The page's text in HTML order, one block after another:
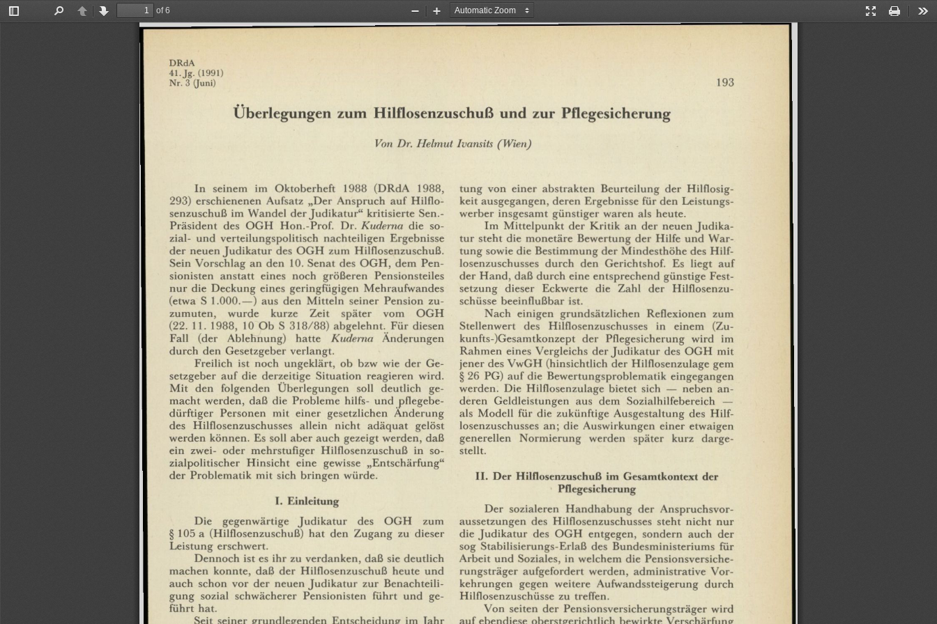
Toggle
PreviousNext
of 6
Presentation
Print
Zoom
Out
Zoom
In
DRdA
41.Jg. (1991)
Nr. 3(Juni) 193
Überlegungen zum Hilflosenzuschuß und zur Pflegesicherung
Von Dr. Helmut Ivansits (Wien)
In seinem im Oktoberheft 1988 (DRdA
1988,
293) erschienenen Aufsatz „Der Anspruch auf Hilflo¬
senzuschuß im Wandel der Judikatur" kritisierte Sen.-
Präsident des OGH Hon.-Prof. Dr. Kuderna die so¬
zial- und verteilungspolitisch nachteiligen Ergebnisse
der neuen Judikatur des OGH zum Hilflosenzuschuß.
Sein Vorschlag an den 10. Senat des OGH, dem Pen¬
sionisten anstatt eines noch größeren Pensionsteiles
nur die Deckung eines geringfügigen Mehraufwandes
(etwa S 1.000.—) aus den Mitteln seiner Pension zu¬
zumuten,
wurde kurze Zeit später vom
OGH
(22. 11. 1988, 10 Ob S 318/88) abgelehnt. Für diesen
Fall
(der Ablehnung) hatte Kuderna
Änderungen
durch den Gesetzgeber verlangt.
Freilich ist noch ungeklärt, ob bzw wie der Ge¬
setzgeber auf die derzeitige Situation reagieren wird.
Mit
den folgenden Überlegungen soll deutlich
ge¬
macht werden, daß die Probleme hilfs- und pflegebe¬
dürftiger Personen mit einer gesetzlichen Änderung
des
Hilflosenzuschusses allein nicht adäquat
gelöst
werden können. Es soll aber auch gezeigt werden, daß
ein zwei- oder mehrstufiger Hilflosenzuschuß in so¬
zialpolitischer Hinsicht eine gewisse
„Entschärfung"
der Problematik mit sich bringen würde.
I. Einleitung
Die
gegenwärtige Judikatur des OGH
zum
§ 105 a (Hilflosenzuschuß) hat den Zugang zu dieser
Leistung erschwert.
Dennoch ist es ihr zu verdanken, daß sie deutlich
machen konnte, daß der Hilflosenzuschuß heute und
auch schon vor der neuen Judikatur zur Benachteili¬
gung sozial schwächerer Pensionisten führt und ge¬
führt hat.
Seit seiner grundlegenden Entscheidung im Jahr
tung von einer abstrakten Beurteilung der Hilflosig¬
keit ausgegangen, deren Ergebnisse für den Leistungs¬
werber insgesamt günstiger waren als heute.
Im Mittelpunkt der Kritik an der neuen Judika¬
tur steht die monetäre Bewertung der Hilfe und War¬
tung sowie die Bestimmung der Mindesthöhe des Hilf¬
losenzuschusses durch den Gerichtshof. Es liegt auf
der Hand, daß durch eine entsprechend günstige Fest¬
setzung dieser Eckwerte die Zahl der
Hilflosenzu-
schüsse beeinflußbar ist.
Nach einigen grundsätzlichen Reflexionen zum
Stellenwert
des Hilflosenzuschusses in einem
(Zu-
kunfts-)Gesamtkonzept der Pflegesicherung wird
im
Rahmen eines Vergleichs der Judikatur des OGH mit
jener des VwGH (hinsichtlich der Hilflosenzulage gern
§ 26 PG) auf die Bewertungsproblematik eingegangen
werden.
Die Hilflosenzulage bietet sich — neben an¬
deren Geldleistungen aus dem Sozialhilfebereich —
als Modell für die zukünftige Ausgestaltung des Hilf¬
losenzuschusses an; die Auswirkungen einer etwaigen
generellen
Normierung werden später kurz
darge¬
stellt.
II.
Der Hilflosenzuschuß im Gesamtkontext der
Pflegesicherung
Der sozialeren Handhabung der Anspruchsvor¬
aussetzungen des Hilflosenzuschusses steht nicht nur
die Judikatur des OGH entgegen, sondern auch der
sog Stabilisierungs-Erlaß des Bundesministeriums für
Arbeit und Soziales, in welchem die Pensionsversiche-
rungsträger aufgefordert werden, administrative Vor¬
kehrungen gegen weitere Aufwandssteigerung durch
Hilflosenzuschüsse zu treffen.
Von seiten der Pensionsversicherungsträger wird
auf ebendiese oberstgerichtlich bewirkte Verschärfung